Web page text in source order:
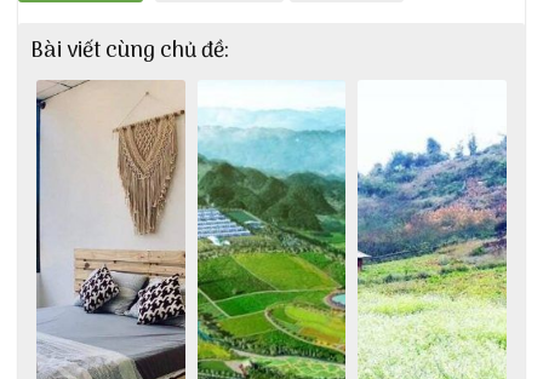
Bài viết cùng chủ đề: